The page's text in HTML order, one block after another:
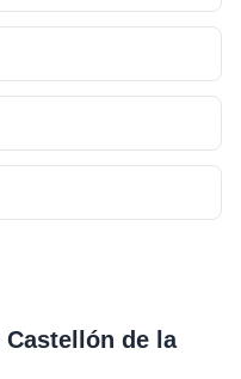
Castellón de la